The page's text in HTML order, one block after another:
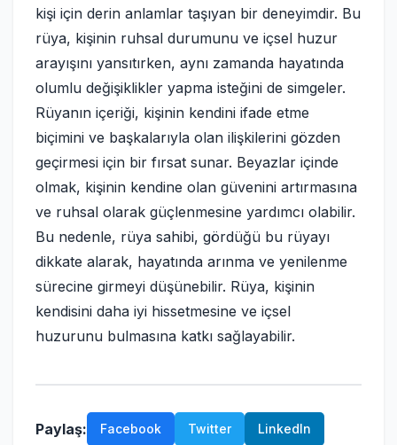
kişi için derin anlamlar taşıyan bir deneyimdir. Bu
rüya, kişinin ruhsal durumunu ve içsel huzur
arayışını yansıtırken, aynı zamanda hayatında
olumlu değişiklikler yapma isteğini de simgeler.
Rüyanın içeriği, kişinin kendini ifade etme
biçimini ve başkalarıyla olan ilişkilerini gözden
geçirmesi için bir fırsat sunar. Beyazlar içinde
olmak, kişinin kendine olan güvenini artırmasına
ve ruhsal olarak güçlenmesine yardımcı olabilir.
Bu nedenle, rüya sahibi, gördüğü bu rüyayı
dikkate alarak, hayatında arınma ve yenilenme
sürecine girmeyi düşünebilir. Rüya, kişinin
kendisini daha iyi hissetmesine ve içsel
huzurunu bulmasına katkı sağlayabilir.
Paylaş: Facebook Twitter LinkedIn